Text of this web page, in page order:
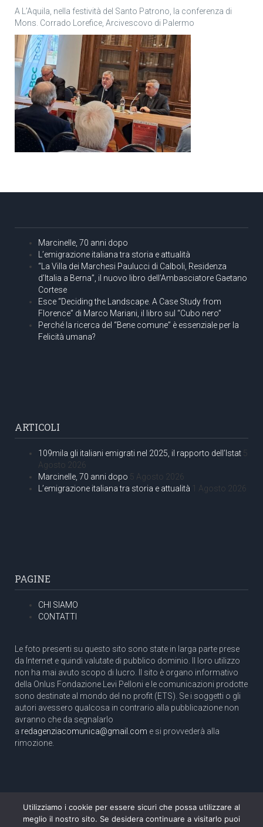
A L’Aquila, nella festività del Santo Patrono, la conferenza di
Mons. Corrado Lorefice, Arcivescovo di Palermo
Marcinelle, 70 anni dopo
L’emigrazione italiana tra storia e attualità
“La Villa dei Marchesi Paulucci di Calboli, Residenza
d’Italia a Berna”, il nuovo libro dell’Ambasciatore Gaetano
Cortese
Esce “Deciding the Landscape. A Case Study from
Florence” di Marco Mariani, il libro sul “Cubo nero”
Perché la ricerca del “Bene comune” è essenziale per la
Felicità umana?
ARTICOLI
109mila gli italiani emigrati nel 2025, il rapporto dell’Istat 5
Agosto 2026
Marcinelle, 70 anni dopo 5 Agosto 2026
L’emigrazione italiana tra storia e attualità 1 Agosto 2026
PAGINE
CHI SIAMO
CONTATTI
Le foto presenti su questo sito sono state in larga parte prese
da Internet e quindi valutate di pubblico dominio. Il loro utilizzo
non ha mai avuto scopo di lucro. Il sito è organo informativo
della Onlus Fondazione Levi Pelloni e le comunicazioni prodotte
sono destinate al mondo del no profit (ETS). Se i soggetti o gli
autori avessero qualcosa in contrario alla pubblicazione non
avranno che da segnalarlo
a redagenziacomunica@gmail.com e si provvederà alla
rimozione.
Copyright 2003 com.unica - Tutti i diritti riservati
Utilizziamo i cookie per essere sicuri che possa utilizzare al
meglio il nostro sito. Se desidera continuare a visitarlo puoi